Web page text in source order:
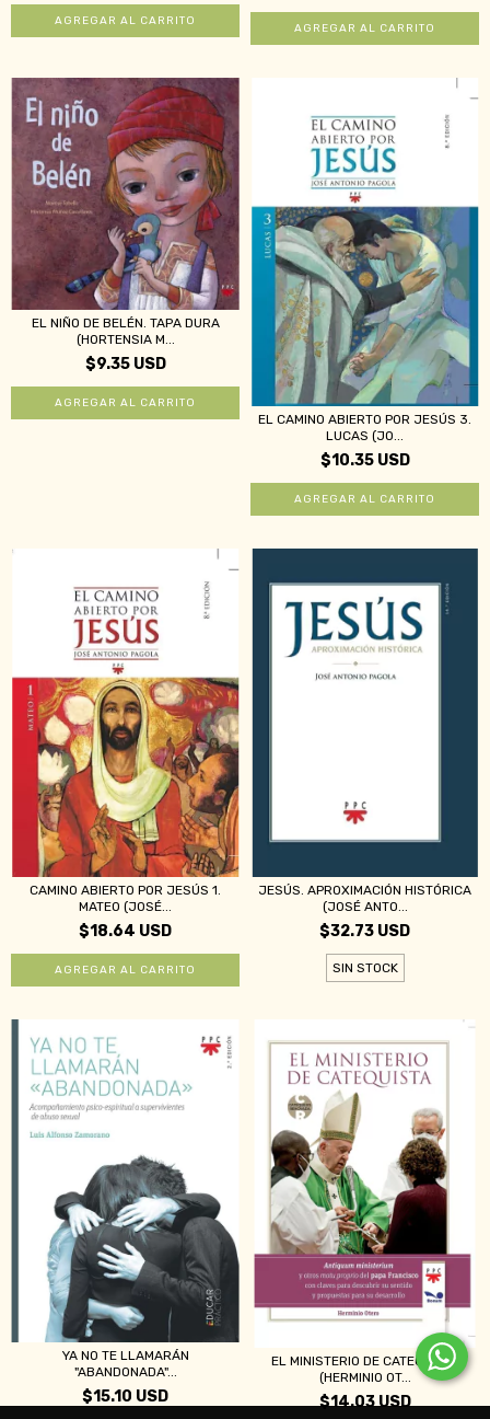
EL NIÑO DE BELÉN. TAPA DURA
(HORTENSIA M...
$9.35 USD
EL CAMINO ABIERTO POR JESÚS 3.
LUCAS (JO...
$10.35 USD
CAMINO ABIERTO POR JESÚS 1.
MATEO (JOSÉ...
$18.64 USD
JESÚS. APROXIMACIÓN HISTÓRICA
(JOSÉ ANTO...
$32.73 USD
SIN STOCK
YA NO TE LLAMARÁN
"ABANDONADA"...
$15.10 USD
EL MINISTERIO DE CATEQUISTA
(HERMINIO OT...
$14.03 USD